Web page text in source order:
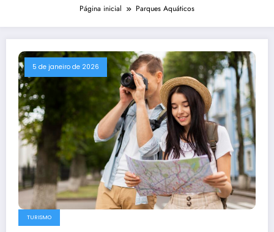
Página inicial Parques Aquáticos
5 de janeiro de 2026
TURISMO